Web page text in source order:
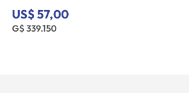
US$ 57,00
G$ 339.150